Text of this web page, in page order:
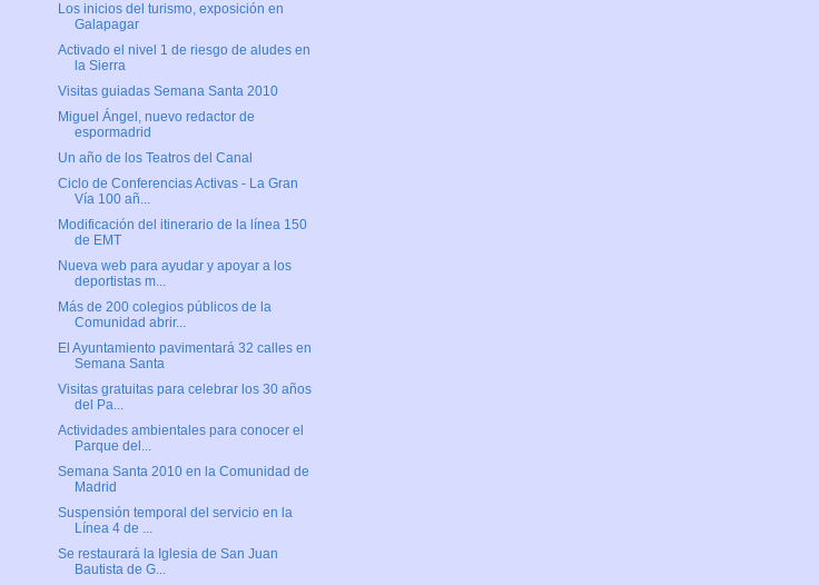
Los inicios del turismo, exposición en
Galapagar
Activado el nivel 1 de riesgo de aludes en
la Sierra
Visitas guiadas Semana Santa 2010
Miguel Ángel, nuevo redactor de
espormadrid
Un año de los Teatros del Canal
Ciclo de Conferencias Activas - La Gran
Vía 100 añ...
Modificación del itinerario de la línea 150
de EMT
Nueva web para ayudar y apoyar a los
deportistas m...
Más de 200 colegios públicos de la
Comunidad abrir...
El Ayuntamiento pavimentará 32 calles en
Semana Santa
Visitas gratuitas para celebrar los 30 años
del Pa...
Actividades ambientales para conocer el
Parque del...
Semana Santa 2010 en la Comunidad de
Madrid
Suspensión temporal del servicio en la
Línea 4 de ...
Se restaurará la Iglesia de San Juan
Bautista de G...